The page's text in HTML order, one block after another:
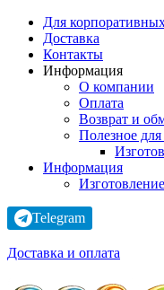
Для
Доставка
Контакты
Информация
О компании
Оплата
Возврат и
Полезное
Информация
Telegram
Доставка и оплата